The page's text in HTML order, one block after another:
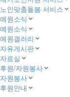
노인맞춤돌봄 서비스
예원소식
예원소식
예원갤러리
자유게시판
자료실
후원/자원봉사
자원봉사
후원안내